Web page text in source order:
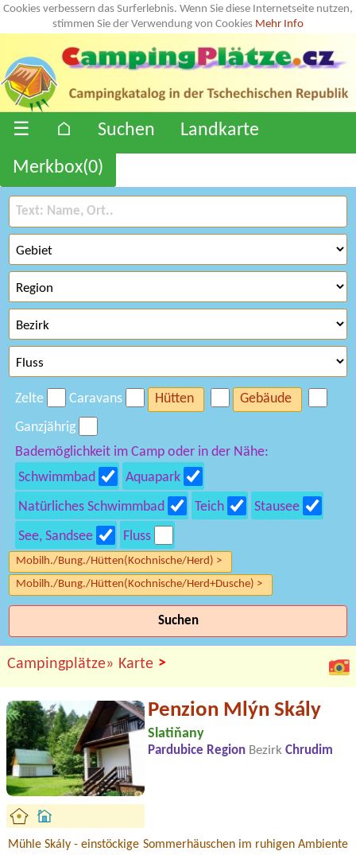
Cookies verbessern das Surferlebnis. Wenn Sie diese Internetseite nutzen,
stimmen Sie der Verwendung von Cookies Mehr Info
☰ ⌂ Suchen
Landkarte
Merkbox(0)
Zelte Caravans Hütten
Gebäude
Ganzjährig
Bademöglichkeit im Camp oder in der Nähe:
Schwimmbad
Aquapark
Natürliches Schwimmbad
Teich
Stausee
See, Sandsee
Fluss
Mobilh./Bung./Hütten(Kochnische/Herd) >
Mobilh./Bung./Hütten(Kochnische/Herd+Dusche) >
Suchen
Campingplätze» Karte >
Penzion Mlýn Skály
Slatiňany
Pardubice Region Bezirk Chrudim
Mühle Skály - einstöckige Sommerhäuschen im ruhigen Ambiente